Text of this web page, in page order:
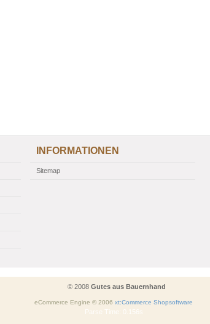
INFORMATIONEN
Sitemap
© 2008 Gutes aus Bauernhand
eCommerce Engine © 2006 xt:Commerce Shopsoftware
Parse Time: 0.156s